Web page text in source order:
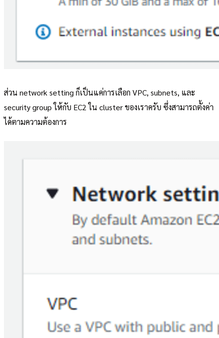
ส่วน network setting ก็เป็นแค่การเลือก VPC, subnets, และ
security group ให้กับ EC2 ใน cluster ของเราครับ ซึ่งสามารถตั้งค่า
ได้ตามความต้องการ